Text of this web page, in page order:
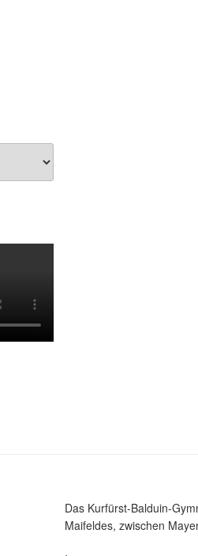
Das Kurfürst-Balduin-
Maifeldes, zwischen